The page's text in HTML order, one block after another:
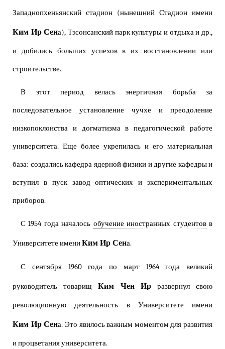
Западнопхеньянский стадион (нынешний Стадион имени
Ким Ир Сена), Тэсонсанский парк культуры и отдыха и др.,
и добились больших успехов в их восстановлении или
строительстве.
В этот период велась энергичная борьба за
последовательное установление чучхе и преодоление
низкопоклонства и догматизма в педагогической работе
университета. Еще более укрепилась и его материальная
база: создались кафедра ядерной физики и другие кафедры и
вступил в пуск завод оптических и экспериментальных
приборов.
С 1954 года началось обучение иностранных студентовв
Университете имениКим Ир Сена.
С сентября 1960 года по март 1964 года великий
руководитель товарищ Ким Чен Ир развернул свою
революционную деятельность в Университете имени
Ким Ир Сена. Это явилось важным моментом для развития
и процветания университета.